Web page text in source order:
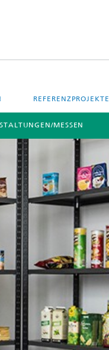
REFERENZPROJEKTE
MESSEN